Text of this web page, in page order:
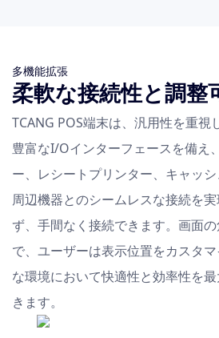
多機能拡張
柔軟な接続性と調整
TCANG POS端末は、汎用性を重視
豊富なI/Oインターフェースを備え
ー、レシートプリンター、キャッ
周辺機器とのシームレスな接続を
ず、手間なく接続できます。画面
で、ユーザーは表示位置をカスタ
な環境において快適性と効率性を
きます。